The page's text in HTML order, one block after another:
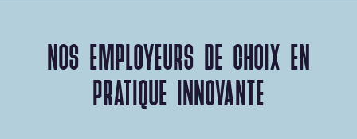
NOS EMPLOYEURS DE CHOIX EN
PRATIQUE INNOVANTE